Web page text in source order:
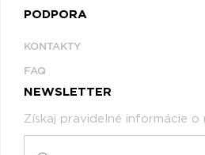
PODPORA
KONTAKTY
FAQ
NEWSLETTER
Získaj pravidelné informácie